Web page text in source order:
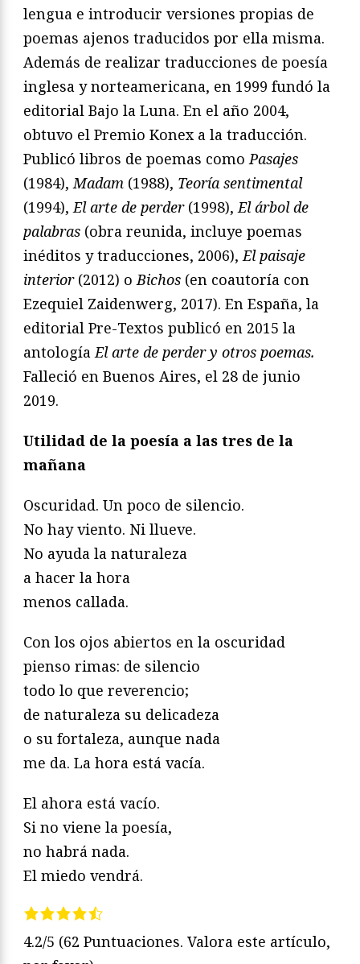
lengua e introducir versiones propias de
poemas ajenos traducidos por ella misma.
Además de realizar traducciones de poesía
inglesa y norteamericana, en 1999 fundó la
editorial Bajo la Luna. En el año 2004,
obtuvo el Premio Konex a la traducción.
Publicó libros de poemas como Pasajes
(1984), Madam (1988), Teoría sentimental
(1994), El arte de perder (1998), El árbol de
palabras (obra reunida, incluye poemas
inéditos y traducciones, 2006), El paisaje
interior (2012) o Bichos (en coautoría con
Ezequiel Zaidenwerg, 2017). En España, la
editorial Pre-Textos publicó en 2015 la
antología El arte de perder y otros poemas.
Falleció en Buenos Aires, el 28 de junio
2019.
Utilidad de la poesía a las tres de la
mañana
Oscuridad. Un poco de silencio.
No hay viento. Ni llueve.
No ayuda la naturaleza
a hacer la hora
menos callada.
Con los ojos abiertos en la oscuridad
pienso rimas: de silencio
todo lo que reverencio;
de naturaleza su delicadeza
o su fortaleza, aunque nada
me da. La hora está vacía.
El ahora está vacío.
Si no viene la poesía,
no habrá nada.
El miedo vendrá.
4.2/5 (62 Puntuaciones. Valora este artículo,